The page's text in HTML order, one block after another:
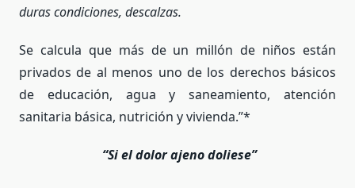
duras condiciones, descalzas.
Se calcula que más de un millón de niños están
privados de al menos uno de los derechos básicos
de educación, agua y saneamiento, atención
sanitaria básica, nutrición y vivienda.”*
“Si el dolor ajeno doliese”